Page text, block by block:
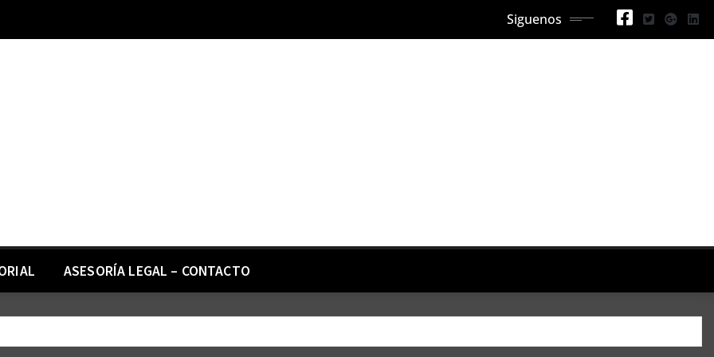
Siguenos
ASESORÍA LEGAL – CONTACTO